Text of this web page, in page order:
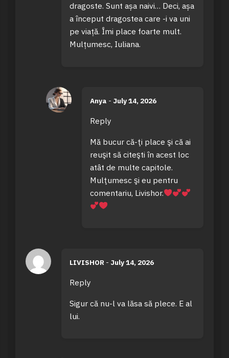
dragoste. Sunt așa naivi… Deci, așa
a început dragostea care -i va uni
pe viață. Îmi place foarte mult.
Mulțumesc, Iuliana.
Anya - July 14, 2026
Reply
Mă bucur că-ţi place şi că ai
reuşit să citeşti în acest loc
atât de multe capitole.
Mulţumesc şi eu pentru
comentariu, Livishor.
LIVISHOR - July 14, 2026
Reply
Sigur că nu-l va lăsa să plece. E al
lui.